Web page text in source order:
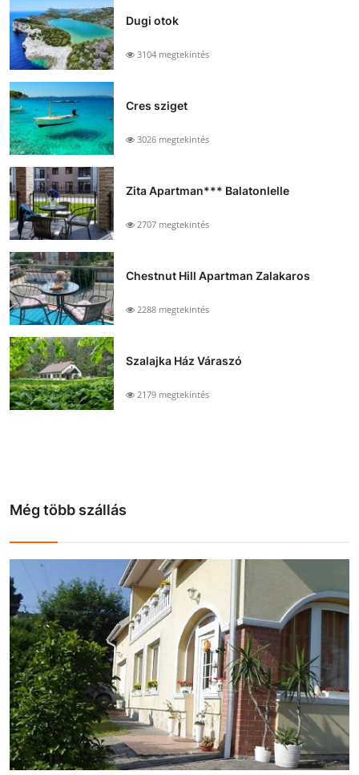
Dugi otok
3104 megtekintés
Cres sziget
3026 megtekintés
Zita Apartman*** Balatonlelle
2707 megtekintés
Chestnut Hill Apartman Zalakaros
2288 megtekintés
Szalajka Ház Váraszó
2179 megtekintés
Még több szállás